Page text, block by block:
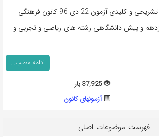
دانلود سوالات و پاسخ تشریحی و کلیدی آزمون 22 دی 96 کانون فرهنگی
و پیش دانشگاهی رشته های ریاضی و تجربی و
ادامه مطلب...
37,925 بار
آزمونهای کانون
فهرست موضوعات اصلی